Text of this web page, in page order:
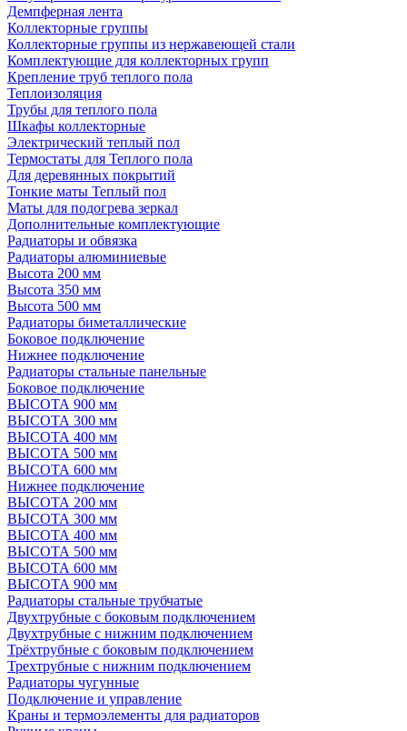
Демпферная лента
Коллекторные группы
Коллекторные группы из нержавеющей стали
Комплектующие для коллекторных групп
Крепление труб теплого пола
Теплоизоляция
Трубы для теплого пола
Шкафы коллекторные
Электрический теплый пол
Термостаты для Теплого пола
Для деревянных покрытий
Тонкие маты Теплый пол
Маты для подогрева зеркал
Дополнительные комплектующие
Радиаторы и обвязка
Радиаторы алюминиевые
Высота 200 мм
Высота 350 мм
Высота 500 мм
Радиаторы биметаллические
Боковое подключение
Нижнее подключение
Радиаторы стальные панельные
Боковое подключение
ВЫСОТА 900 мм
ВЫСОТА 300 мм
ВЫСОТА 400 мм
ВЫСОТА 500 мм
ВЫСОТА 600 мм
Нижнее подключение
ВЫСОТА 200 мм
ВЫСОТА 300 мм
ВЫСОТА 400 мм
ВЫСОТА 500 мм
ВЫСОТА 600 мм
ВЫСОТА 900 мм
Радиаторы стальные трубчатые
Двухтрубные с боковым подключением
Двухтрубные с нижним подключением
Трёхтрубные с боковым подключением
Трехтрубные с нижним подключением
Радиаторы чугунные
Подключение и управление
Краны и термоэлементы для радиаторов